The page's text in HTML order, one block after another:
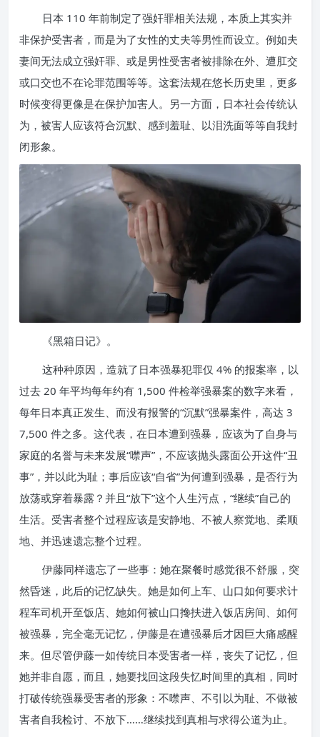
日本 110 年前制定了强奸罪相关法规，本质上其实并
非保护受害者，而是为了女性的丈夫等男性而设立。例如夫
妻间无法成立强奸罪、或是男性受害者被排除在外、遭肛交
或口交也不在论罪范围等等。这套法规在悠长历史里，更多
时候变得更像是在保护加害人。另一方面，日本社会传统认
为，被害人应该符合沉默、感到羞耻、以泪洗面等等自我封
闭形象。
《黑箱日记》。
这种种原因，造就了日本强暴犯罪仅 4% 的报案率，以
过去 20 年平均每年约有 1,500 件检举强暴案的数字来看，
每年日本真正发生、而没有报警的“沉默”强暴案件，高达 3
7,500 件之多。这代表，在日本遭到强暴，应该为了自身与
家庭的名誉与未来发展“噤声”，不应该抛头露面公开这件“丑
事”，并以此为耻；事后应该“自省”为何遭到强暴，是否行为
放荡或穿着暴露？并且“放下”这个人生污点，“继续”自己的
生活。受害者整个过程应该是安静地、不被人察觉地、柔顺
地、并迅速遗忘整个过程。
伊藤同样遗忘了一些事：她在聚餐时感觉很不舒服，突
然昏迷，此后的记忆缺失。她是如何上车、山口如何要求计
程车司机开至饭店、她如何被山口搀扶进入饭店房间、如何
被强暴，完全毫无记忆，伊藤是在遭强暴后才因巨大痛感醒
来。但尽管伊藤一如传统日本受害者一样，丧失了记忆，但
她并非自愿，而且，她要找回这段失忆时间里的真相，同时
打破传统强暴受害者的形象：不噤声、不引以为耻、不做被
害者自我检讨、不放下……继续找到真相与求得公道为止。